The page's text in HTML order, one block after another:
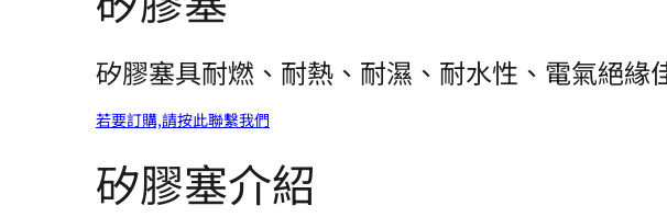
矽膠塞具耐燃、耐熱、耐濕、耐水性、電氣絕緣
若要訂購,請按此聯繫我們
矽膠塞介紹